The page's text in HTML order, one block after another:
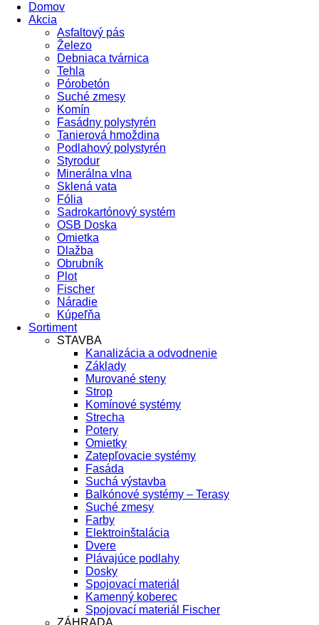
Domov
Akcia
Asfaltový pás
Železo
Debniaca tvárnica
Tehla
Pórobetón
Suché zmesy
Komín
Fasádny polystyrén
Tanierová hmoždina
Podlahový polystyrén
Styrodur
Minerálna vlna
Sklená vata
Fólia
Sadrokartónový systém
OSB Doska
Omietka
Dlažba
Obrubník
Plot
Fischer
Náradie
Kúpeľňa
Sortiment
STAVBA
Kanalizácia a odvodnenie
Základy
Murované steny
Strop
Komínové systémy
Strecha
Potery
Omietky
Zatepľovacie systémy
Fasáda
Suchá výstavba
Balkónové systémy – Terasy
Suché zmesy
Farby
Elektroinštalácia
Dvere
Plávajúce podlahy
Dosky
Spojovací materiál
Kamenný koberec
Spojovací materiál Fischer
ZÁHRADA